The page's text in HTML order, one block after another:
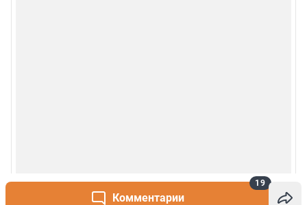
Комментарии
19